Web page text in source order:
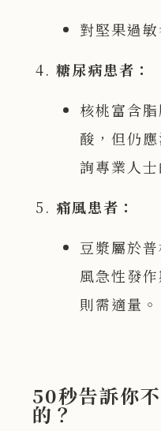
對堅果過
糖尿病患者：
核桃富含
酸，但仍
詢專業人
痛風患者：
豆漿屬於
風急性發
則需適量。
50秒告訴你
的？